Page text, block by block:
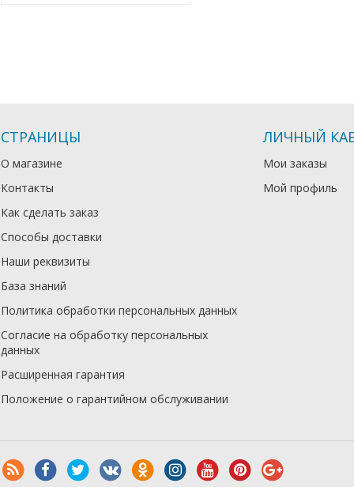
СТРАНИЦЫ
О магазине
Контакты
Как сделать заказ
Способы доставки
Наши реквизиты
База знаний
Политика обработки персональных данных
Согласие на обработку персональных
данных
Расширенная гарантия
Положение о гарантийном обслуживании
ЛИЧНЫЙ
Мои заказы
Мой профиль